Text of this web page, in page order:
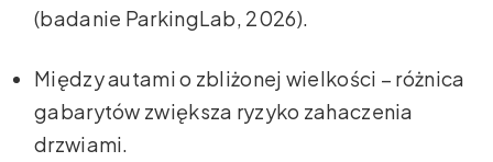
(badanie ParkingLab, 2026).
Między autami o zbliżonej wielkości – różnica
gabarytów zwiększa ryzyko zahaczenia
drzwiami.